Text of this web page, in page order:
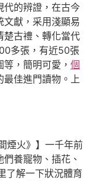
代的辨證，在古今
文獻，采用淺顯易
楚古禮、轉化當代
多張，有近50張
，簡明可愛， 個
佳進門讀物。上
煙火》】一千年前
養寵物、插花、
了解一下狀況體育